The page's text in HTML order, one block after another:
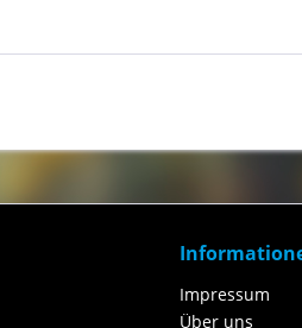
Impressum
Über uns